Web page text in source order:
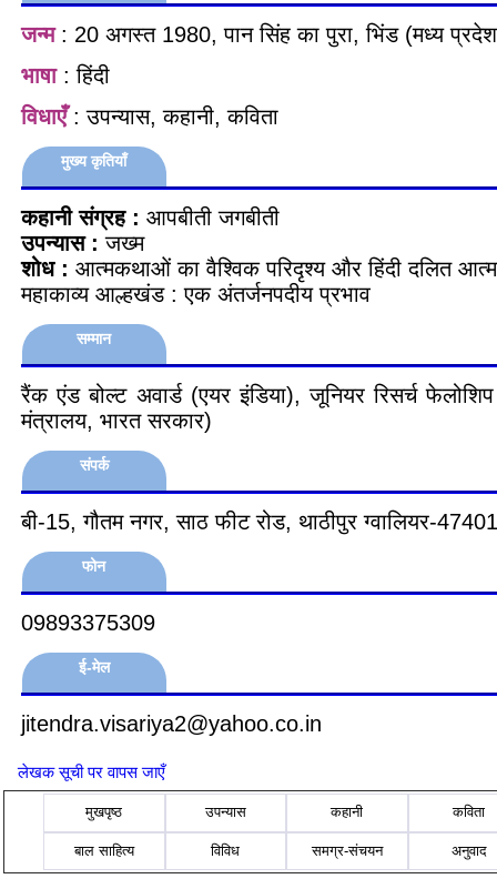
जन्म: 20 अगस्त 1980, पान सिंह का पुरा, भिंड (मध्य
भाषा: हिंदी
विधाएँ: उपन्यास, कहानी, कविता
मुख्य कृतियाँ
कहानी संग्रह : आपबीती जगबीती
उपन्यास : जख्म
शोध : आत्मकथाओं का वैश्विक परिदृश्य और हिंदी दलित
महाकाव्य आल्हखंड : एक अंतर्जनपदीय प्रभाव
सम्मान
रैंक एंड बोल्ट अवार्ड (एयर इंडिया), जूनियर रिसर्च
मंत्रालय, भारत सरकार)
संपर्क
बी-15, गौतम नगर, साठ फीट रोड, थाठीपुर ग्वालियर-
फोन
09893375309
ई-मेल
jitendra.visariya2@yahoo.co.in
लेखक सूची पर वापस जाएँ
मुखपृष्ठ उपन्यास कहानी कविता
बाल साहित्य विविध समग्र-संचयन अनुवाद